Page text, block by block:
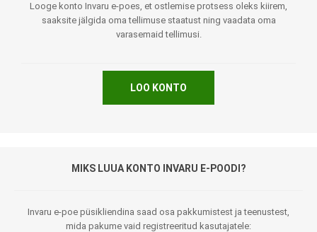
Looge konto Invaru e-poes, et ostlemise protsess oleks kiirem,
saaksite jälgida oma tellimuse staatust ning vaadata oma
varasemaid tellimusi.
LOO KONTO
MIKS LUUA KONTO INVARU E-POODI?
Invaru e-poe püsikliendina saad osa pakkumistest ja teenustest,
mida pakume vaid registreeritud kasutajatele: